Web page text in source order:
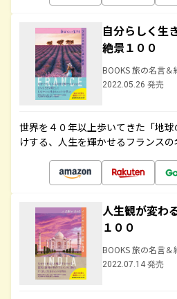
自分らしく生
絶景１００
BOOKS 旅の名言＆
2022.05.26 発売
世界を４０年以上歩いてきた「地
けする、人生を輝かせるフランス
人生観が変わ
１００
BOOKS 旅の名言＆
2022.07.14 発売